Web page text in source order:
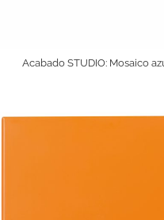
Acabado STUDIO: Mosaico